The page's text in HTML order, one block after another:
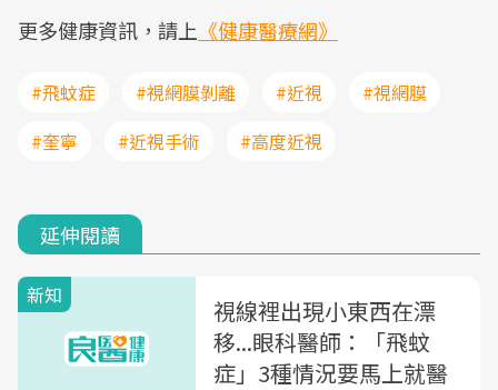
更多健康資訊，請上 《健康醫療網》
#飛蚊症 #視網膜剝離 #近視
#視網膜
#奎寧
#近視手術 #高度近視
延伸閱讀
新知
視線裡出現小東西在漂
移...眼科醫師：「飛蚊
症」3種情況要馬上就醫